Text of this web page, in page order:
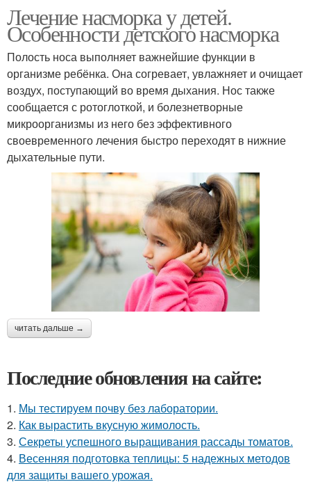
Лечение насморка у детей.
Особенности детского насморка
Полость носа выполняет важнейшие функции в
организме ребёнка. Она согревает, увлажняет и очищает
воздух, поступающий во время дыхания. Нос также
сообщается с ротоглоткой, и болезнетворные
микроорганизмы из него без эффективного
своевременного лечения быстро переходят в нижние
дыхательные пути.
читать дальше →
Последние обновления на сайте:
1. Мы тестируем почву без лаборатории.
2. Как вырастить вкусную жимолость.
3. Секреты успешного выращивания рассады томатов.
4. Весенняя подготовка теплицы: 5 надежных методов
для защиты вашего урожая.